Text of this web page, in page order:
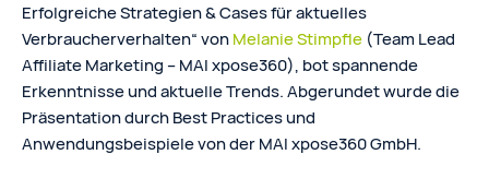
Erfolgreiche Strategien & Cases für aktuelles
Verbraucherverhalten“ vonMelanie Stimpfle (Team Lead
Affiliate Marketing – MAI xpose360), bot spannende
Erkenntnisse und aktuelle Trends. Abgerundet wurde die
Präsentation durch Best Practices und
Anwendungsbeispiele von der MAI xpose360 GmbH.